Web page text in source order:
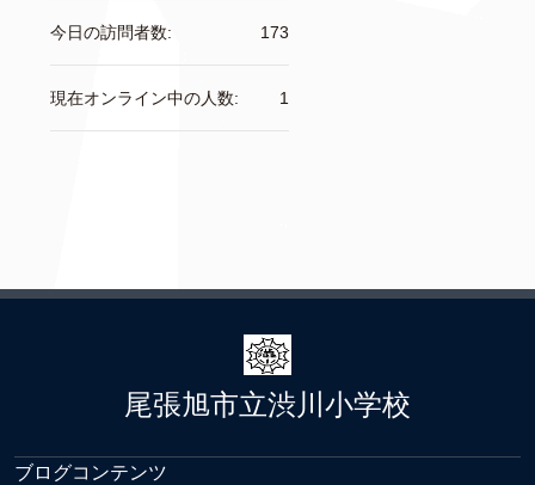
173
今日の訪問者数:
1
現在オンライン中の人数:
尾張旭市立渋川小学校
ブログコンテンツ